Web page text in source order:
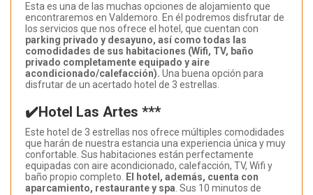
Esta es una de las muchas opciones de alojamiento que
encontraremos en Valdemoro. En él podremos disfrutar de
los servicios que nos ofrece el hotel, que cuentan con
parking privado y desayuno, así como todas las
comodidades de sus habitaciones (Wifi, TV, baño
privado completamente equipado y aire
acondicionado/calefacción). Una buena opción para
disfrutar de un acertado hotel de 3 estrellas.
✔️Hotel Las Artes ***
Este hotel de 3 estrellas nos ofrece múltiples comodidades
que harán de nuestra estancia una experiencia única y muy
confortable. Sus habitaciones están perfectamente
equipadas con aire acondicionado, calefacción, TV, Wifi y
baño propio completo. El hotel, además, cuenta con
aparcamiento, restaurante y spa. Sus 10 minutos de